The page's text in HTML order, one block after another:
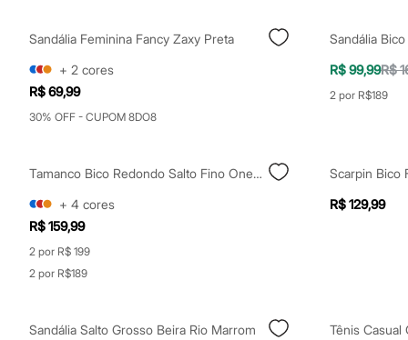
Moda esportiva
Bermudas
Camisetas
Calçados
Cuecas
Pijamas
Moda praia
Personagens
Plus size
Blusas e Camisetas
Jeans
Sandália Feminina Fancy Zaxy Preta
+ 2 cores
R$ 69,99
30% OFF - CUPOM 8DO8
R$ 99,99R$
2 por R$189
Tamanco Bico Redondo Salto Fino Oneself Preto
+ 4 cores
R$ 159,99
2 por R$ 199
2 por R$189
R$ 129,99
Sandália Salto Grosso Beira Rio Marrom
Tênis Casual